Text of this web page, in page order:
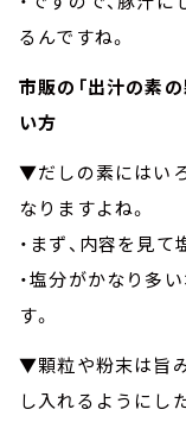
るんですね。
市販の「出汁の素の
い方
▼だしの素にはい
なりますよね。
・まず、内容を見
・塩分がかなり多
す。
▼顆粒や粉末は旨
し入れるようにし